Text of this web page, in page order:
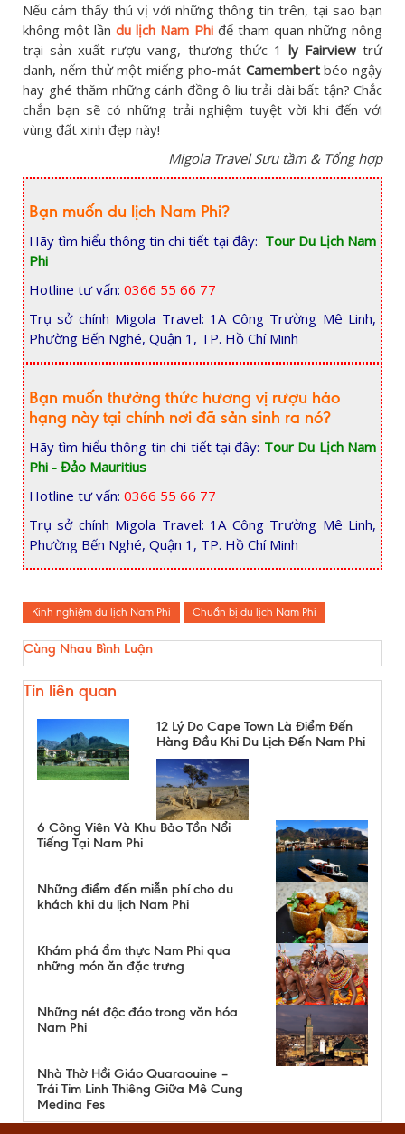
Nếu cảm thấy thú vị với những thông tin trên, tại sao bạn
không một lầndu lịch Nam Phiđể tham quan những nông
trại sản xuất rượu vang, thương thức 1 ly Fairviewtrứ
danh, nếm thử một miếng pho-mát Camembertbéo ngậy
hay ghé thăm những cánh đồng ô liu trải dài bất tận? Chắc
chắn bạn sẽ có những trải nghiệm tuyệt vời khi đến với
vùng đất xinh đẹp này!
Migola Travel Sưu tầm & Tổng hợp
Bạn muốn du lịch Nam Phi?
Hãy tìm hiểu thông tin chi tiết tại đây: Tour Du Lịch Nam
Phi
Hotline tư vấn: 0366 55 66 77
Trụ sở chính Migola Travel: 1A Công Trường Mê Linh,
Phường Bến Nghé, Quận 1, TP. Hồ Chí Minh
Bạn muốn thưởng thức hương vị rượu hảo
hạng này tại chính nơi đã sản sinh ra nó?
Hãy tìm hiểu thông tin chi tiết tại đây: Tour Du Lịch Nam
Phi - Đảo Mauritius
Hotline tư vấn: 0366 55 66 77
Trụ sở chính Migola Travel: 1A Công Trường Mê Linh,
Phường Bến Nghé, Quận 1, TP. Hồ Chí Minh
Kinh nghiệm du lịch Nam Phi Chuẩn bị du lịch Nam Phi
Cùng Nhau Bình Luận
Tin liên quan
12 Lý Do Cape Town Là Điểm Đến
Hàng Đầu Khi Du Lịch Đến Nam Phi
6 Công Viên Và Khu Bảo Tồn Nổi
Tiếng Tại Nam Phi
Những điểm đến miễn phí cho du
khách khi du lịch Nam Phi
Khám phá ẩm thực Nam Phi qua
những món ăn đặc trưng
Những nét độc đáo trong văn hóa
Nam Phi
Nhà Thờ Hồi Giáo Quaraouine –
Trái Tim Linh Thiêng Giữa Mê Cung
Medina Fes